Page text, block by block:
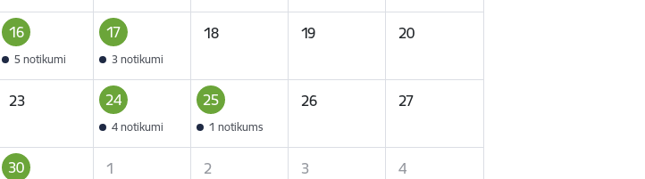
16
5 notikumi
17
3 notikumi
18 19 20
23 24
4 notikumi
25
1 notikums
26 27
30 1 2 3 4